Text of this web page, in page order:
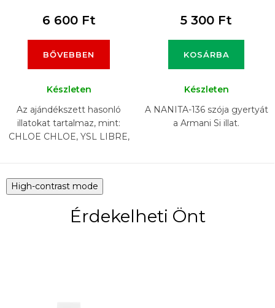
6 600 Ft
BŐVEBBEN
Készleten
Az ajándékszett hasonló
illatokat tartalmaz, mint:
CHLOE CHLOE, YSL LIBRE,
COCO MADEMOISELLE,
CAROLINA...
5 300 Ft
KOSÁRBA
Készleten
A NANITA-136 szója gyertyát
a Armani Si illat.
High-contrast mode
Érdekelheti Önt